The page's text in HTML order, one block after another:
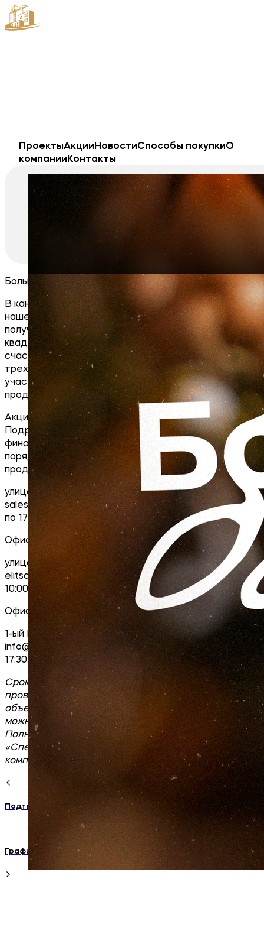
ПроектыАкцииНовостиСпособы покупкиО
компанииКонтакты
Большой семье — большая скидка!
В канун новогодних праздников объявляем о старте
нашей новой акции! Её участники получают право
получить скидку 3000 рублей с каждого
квадратного метра, при условии что ваша
счастливая и дружная семья насчитывает не менее
трех человек. Информацию о пуле квартир,
участвующих в акции можно получить в отделах
продаж.
Акция действует с 17.12.2020 по 30.01.2021.
Подробности о правилах проведения акции,
финальных размерах скидок, сроках, месте,
порядке их получения можно узнать в офисах
продаж:Центральный офис продаж:
улица Совхозная 210, тел. 8 (915) 876-50-50,
sales@sk-jupikov.local. Понедельник – пятница с 8:30
по 17:30.
Офис продаж Карла Маркса 20г:
улица Карла Маркса 20г, тел. 8 (915) 873-50-50,
elitsales@sk-jupikov.local. Понедельник – суббота с
10:00 по 19:00.
Офис продаж ЖК «Европейский»:
1-ый Школьный проезд 5, тел. 8 (915) 667-50-50,
info@sk-jupikov.local. Среда – воскресенье с 8:30 по
17:30.
Срок получения скидок совпадает со сроком
проведения акции. С проектными декларациями
объектов строительства участвующих в акции
можно ознакомиться на сайте: sk-jupikov.local |
Полное наименование застройщика — ООО
«Специализированный застройщик «Строительная
компания Жупиков»
Подтверждаем звание надёжного застройщика России!
График работы офисов продаж в новогодние праздники.